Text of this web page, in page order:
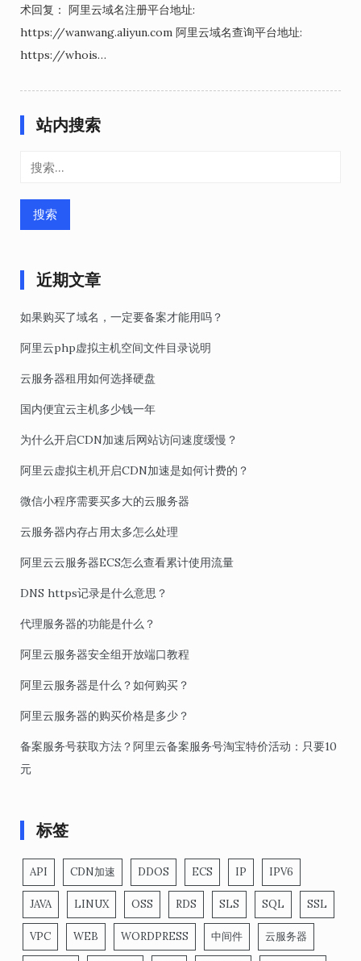
术回复： 阿里云域名注册平台地址:
https://wanwang.aliyun.com 阿里云域名查询平台地址:
https://whois…
站内搜索
近期文章
如果购买了域名，一定要备案才能用吗？
阿里云php虚拟主机空间文件目录说明
云服务器租用如何选择硬盘
国内便宜云主机多少钱一年
为什么开启CDN加速后网站访问速度缓慢？
阿里云虚拟主机开启CDN加速是如何计费的？
微信小程序需要买多大的云服务器
云服务器内存占用太多怎么处理
阿里云云服务器ECS怎么查看累计使用流量
DNS https记录是什么意思？
代理服务器的功能是什么？
阿里云服务器安全组开放端口教程
阿里云服务器是什么？如何购买？
阿里云服务器的购买价格是多少？
备案服务号获取方法？阿里云备案服务号淘宝特价活动：只要10
元
标签
API CDN加速 DDOS ECS IP IPV6
JAVA LINUX OSS RDS SLS SQL SSL
VPC WEB WORDPRESS 中间件 云服务器